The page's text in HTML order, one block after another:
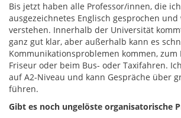
Bis jetzt haben alle Professor/innen, die
ausgezeichnetes Englisch gesprochen
verstehen. Innerhalb der Universität
ganz gut klar, aber außerhalb kann es
Kommunikationsproblemen kommen, zum
Friseur oder beim Bus- oder Taxifahren.
auf A2-Niveau und kann Gespräche über
führen.
Gibt es noch ungelöste organisatorische